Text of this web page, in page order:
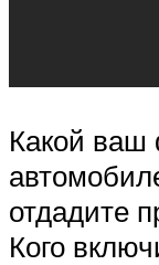
Какой ваш
отдадите
Кого